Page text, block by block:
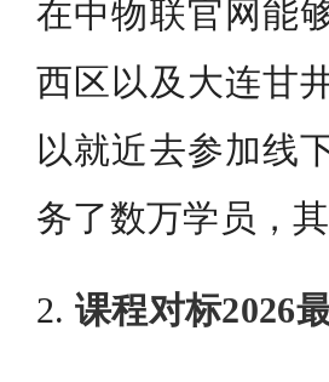
在中物联官网能
西区以及大连甘
以就近去参加线
务了数万学员，
2. 课程对标2026